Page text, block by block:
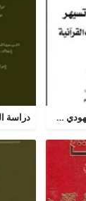
الرد على المستشرق اليهودي جولد تسيهر في مطاعنه على القراءات